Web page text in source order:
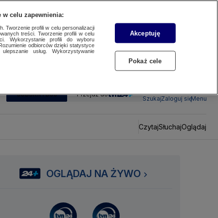
SUBSKRYBUJ Przejdź do
SzukajZaloguj sięMenu
CzytajSłuchajOglądaj
OGLĄDAJ NA ŻYWO
w celu zapewnienia:
Tworzenie profili w celu personalizacji
treści. Tworzenie profili w celu
Wykorzystanie profili do wyboru
odbiorców dzięki statystyce
usług. Wykorzystywanie
Akceptuję
Pokaż cele